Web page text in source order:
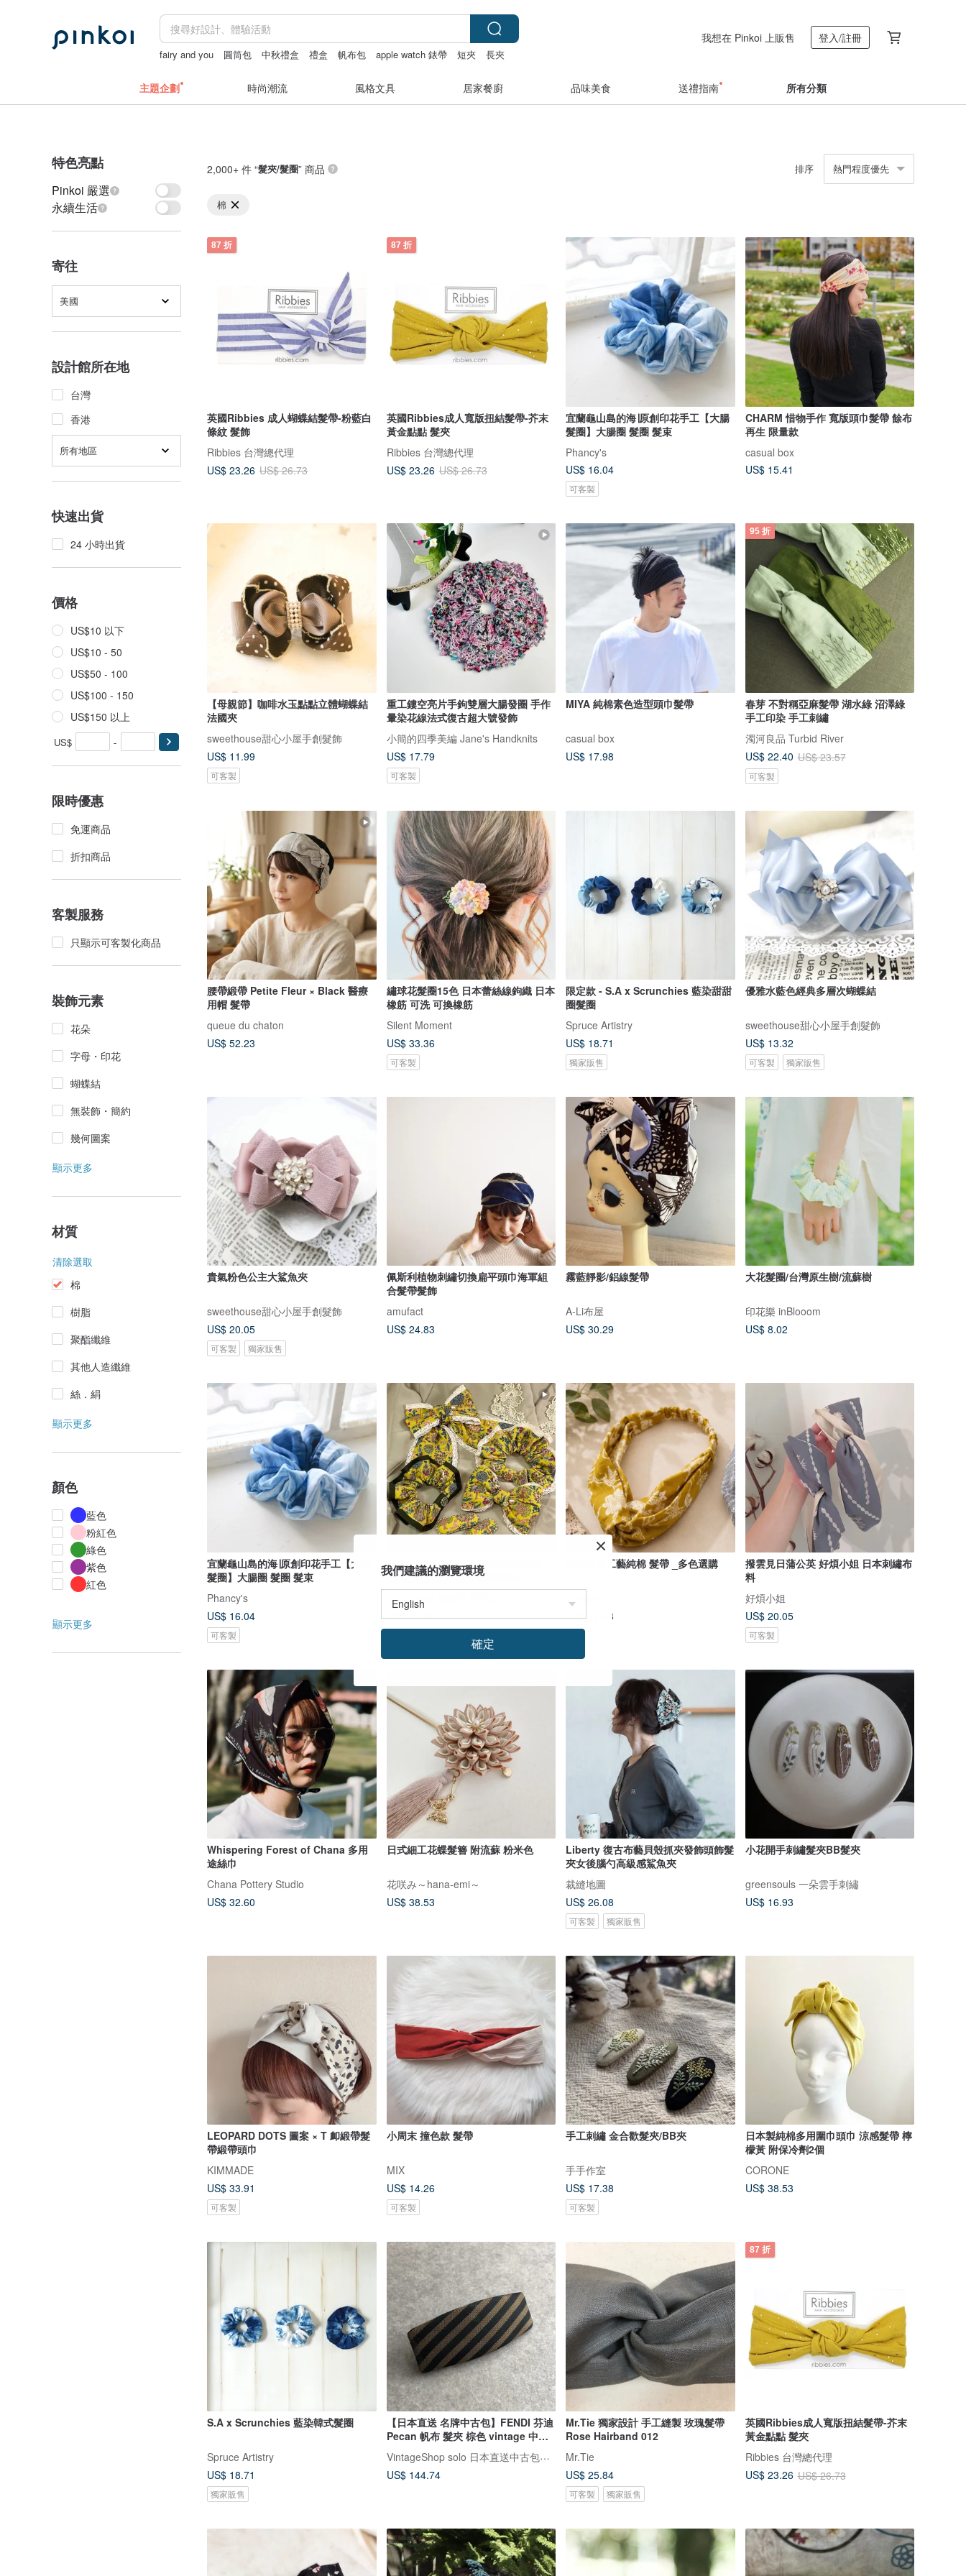
fairy and you 圓筒包 中秋禮盒 禮盒 帆布包 apple watch 錶帶 短夾 長夾
我想在 Pinkoi 上販售 登入/註冊
主題企劃 時尚潮流 風格文具 居家餐廚 品味美食 送禮指南 所有分類
特色亮點
Pinkoi 嚴選
永續生活
寄往
美國
設計館所在地
台灣
香港
所有地區
快速出貨
24 小時出貨
價格
US$10 以下
US$10 - 50
US$50 - 100
US$100 - 150
US$150 以上
US$ -
限時優惠
免運商品
折扣商品
客製服務
只顯示可客製化商品
裝飾元素
花朵
字母・印花
蝴蝶結
無裝飾・簡約
幾何圖案
顯示更多
材質
清除選取
棉
樹脂
聚酯纖維
其他人造纖維
絲．絹
顯示更多
顏色
藍色
粉紅色
綠色
紫色
紅色
顯示更多
2,000+ 件 “髮夾/髮圈” 商品 排序 熱門程度優先
棉
87 折
英國Ribbies 成人蝴蝶結髮帶-粉藍白
條紋 髮飾
Ribbies 台灣總代理
US$ 23.26 US$ 26.73
87 折
英國Ribbies成人寬版扭結髮帶-芥末
黃金點點 髮夾
Ribbies 台灣總代理
US$ 23.26 US$ 26.73
宜蘭龜山島的海∣原創印花手工【大腸
髮圈】大腸圈 髮圈 髮束
Phancy's
US$ 16.04
可客製
CHARM 惜物手作 寬版頭巾髮帶 餘布
再生 限量款
casual box
US$ 15.41
【母親節】咖啡水玉點點立體蝴蝶結
法國夾
sweethouse甜心小屋手創髮飾
US$ 11.99
可客製
重工鏤空亮片手鉤雙層大腸發圈 手作
暈染花線法式復古超大號發飾
小簡的四季美編 Jane's Handknits
US$ 17.79
可客製
MIYA 純棉素色造型頭巾髮帶
casual box
US$ 17.98
95 折
春芽 不對稱亞麻髮帶 湖水綠 沼澤綠
手工印染 手工刺繡
濁河良品 Turbid River
US$ 22.40 US$ 23.57
可客製
腰帶緞帶 Petite Fleur × Black 醫療
用帽 髮帶
queue du chaton
US$ 52.23
繡球花髮圈15色 日本蕾絲線鉤織 日本
橡筋 可洗 可換橡筋
Silent Moment
US$ 33.36
可客製
限定款 - S.A x Scrunchies 藍染甜甜
圈髮圈
Spruce Artistry
US$ 18.71
獨家販售
優雅水藍色經典多層次蝴蝶結
sweethouse甜心小屋手創髮飾
US$ 13.32
可客製 獨家販售
貴氣粉色公主大鯊魚夾
sweethouse甜心小屋手創髮飾
US$ 20.05
可客製 獨家販售
佩斯利植物刺繡切換扁平頭巾海軍組
合髮帶髮飾
amufact
US$ 24.83
霧藍靜影/鋁線髮帶
A-Li布屋
US$ 30.29
大花髮圈/台灣原生樹/流蘇樹
印花樂 inBlooom
US$ 8.02
宜蘭龜山島的海∣原創印花手工【大腸
髮圈】大腸圈 髮圈 髮束
Phancy's
US$ 16.04
可客製
【仲夏綠野的秘寶】現貨/日本布/髪
圈/髮夾/彈簧夾/捷克珠/御幸珠
JT Jacque 捷設計.手作坊
US$ 12.88
印度蓋染工藝純棉 髮帶 _多色選購
US$ 12.48
撥雲見日蒲公英 好煩小姐 日本刺繡布
料
好煩小姐
US$ 20.05
可客製
Whispering Forest of Chana 多用
途絲巾
Chana Pottery Studio
US$ 32.60
日式細工花蝶髮簪 附流蘇 粉米色
花咲み～hana-emi～
US$ 38.53
Liberty 復古布藝貝殼抓夾發飾頭飾髮
夾女後腦勺高級感鯊魚夾
裁縫地圖
US$ 26.08
可客製 獨家販售
小花開手刺繡髮夾BB髮夾
greensouls 一朵雲手刺繡
US$ 16.93
LEOPARD DOTS 圖案 × T 卹緞帶髮
帶緞帶頭巾
KIMMADE
US$ 33.91
可客製
小周末 撞色款 髮帶
MIX
US$ 14.26
可客製
手工刺繡 金合歡髮夾/BB夾
手手作室
US$ 17.38
可客製
日本製純棉多用圍巾頭巾 涼感髮帶 檸
檬黃 附保冷劑2個
CORONE
US$ 38.53
S.A x Scrunchies 藍染韓式髮圈
Spruce Artistry
US$ 18.71
獨家販售
【日本直送 名牌中古包】FENDI 芬迪
Pecan 帆布 髮夾 棕色 vintage 中古
VintageShop solo 日本直送中古包專賣店
US$ 144.74
Mr.Tie 獨家設計 手工縫製 玫瑰髮帶
Rose Hairband 012
Mr.Tie
US$ 25.84
可客製 獨家販售
87 折
英國Ribbies成人寬版扭結髮帶-芥末
黃金點點 髮夾
Ribbies 台灣總代理
US$ 23.26 US$ 26.73
我們建議的瀏覽環境
確定